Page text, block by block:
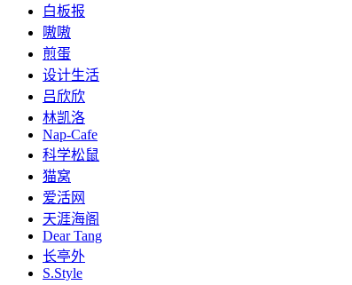
白板报
嗷嗷
煎蛋
设计生活
吕欣欣
林凯洛
Nap-Cafe
科学松鼠
猫窝
爱活网
天涯海阁
Dear Tang
长亭外
S.Style